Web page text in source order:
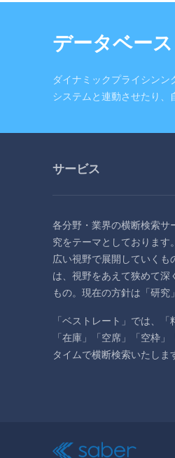
データベー
ダイナミックプライシン
システムと連動させたり、
サービス
各分野・業界の横断検索サ
究をテーマとしております
広い視野で展開していくも
は、視野をあえて狭めて深
もの。現在の方針は「研究
「ベストレート」では、「
「在庫」「空席」「空枠
タイムで横断検索いたしま